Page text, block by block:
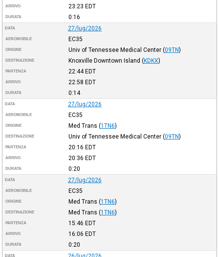
ARRIVO 23:23 EDT
DURATA 0:16
DATA 27/lug/2026
AEROMOBILE EC35
ORIGINE Univ of Tennessee Medical Center (09TN)
DESTINAZIONE Knoxville Downtown Island (KDKX)
PARTENZA 22:44EDT
ARRIVO 22:58 EDT
DURATA 0:14
DATA 27/lug/2026
AEROMOBILE EC35
ORIGINE Med Trans (1TN6)
DESTINAZIONE Univ of Tennessee Medical Center (09TN)
PARTENZA 20:16 EDT
ARRIVO 20:36 EDT
DURATA 0:20
DATA 27/lug/2026
AEROMOBILE EC35
ORIGINE Med Trans (1TN6)
DESTINAZIONE Med Trans (1TN6)
PARTENZA 15:46 EDT
ARRIVO 16:06 EDT
DURATA 0:20
DATA